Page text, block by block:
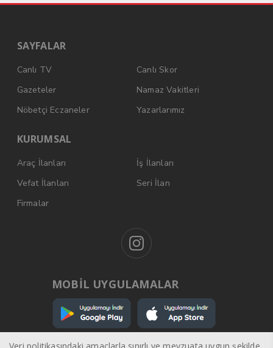
SAYFALAR
Canlı TV
Canlı Skor
Gazeteler
Namaz Vakitleri
Nöbetçi Eczaneler
Yazarlarımız
KURUMSAL
Araç İlanları
İş İlanları
Vefat İlanları
Seri İlan
Firmalar
MOBİL UYGULAMALAR